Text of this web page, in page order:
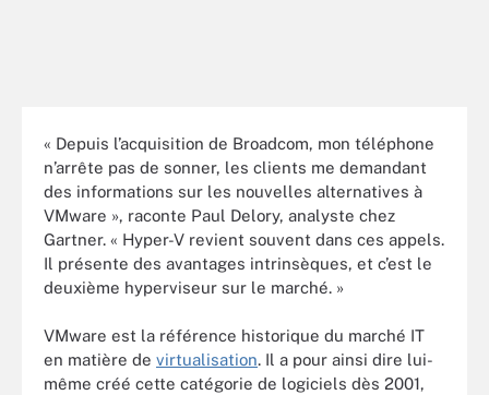
« Depuis l’acquisition de Broadcom, mon téléphone
n’arrête pas de sonner, les clients me demandant
des informations sur les nouvelles alternatives à
VMware », raconte Paul Delory, analyste chez
Gartner. « Hyper-V revient souvent dans ces appels.
Il présente des avantages intrinsèques, et c’est le
deuxième hyperviseur sur le marché. »
VMware est la référence historique du marché IT
en matière de virtualisation. Il a pour ainsi dire lui-
même créé cette catégorie de logiciels dès 2001,